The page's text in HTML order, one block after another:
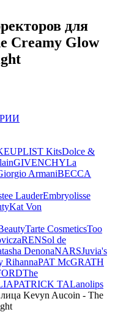
для
Creamy Glow
KitsDolce &
GIVENCHYLa
ArmaniBECCA
LauderEmbryolisse
Kat Von
Tarte CosmeticsToo
RENSol de
DenonaNARSJuvia's
PAT McGRATH
The
PATRICK TALanolips
Kevyn Aucoin - The